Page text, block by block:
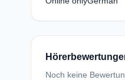
Noch keine